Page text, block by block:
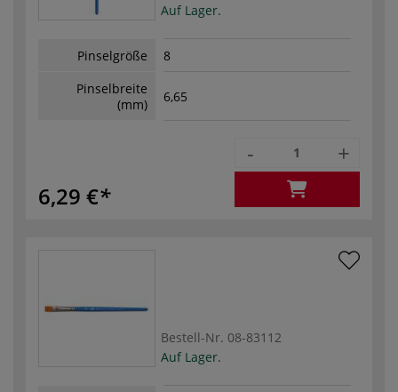
Auf Lager.
Pinselgröße
8
Pinselbreite
(mm)
6,65
6,29 €
- +
Bestell-Nr. 08-83112
Auf Lager.